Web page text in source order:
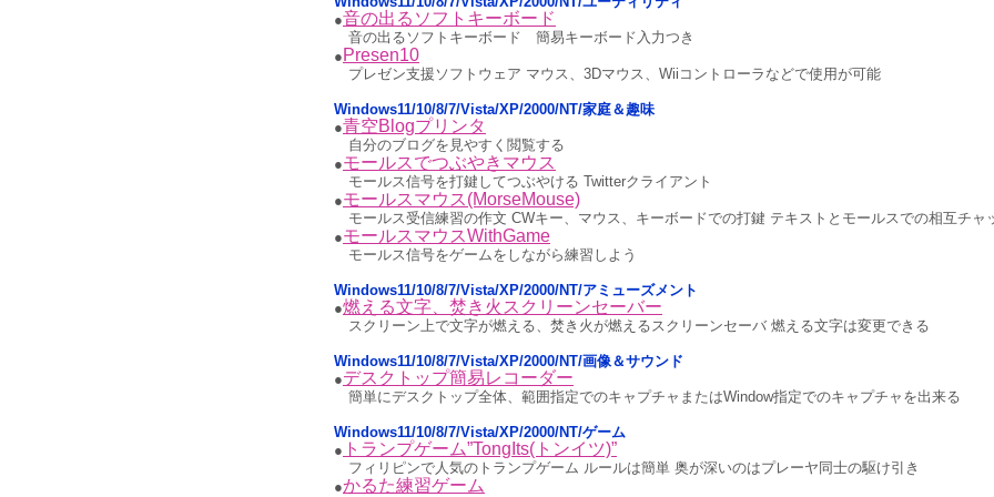
●音の出るソフトキーボード
音の出るソフトキーボード 簡易キーボード入力つき
● Presen10
プレゼン支援ソフトウェア マウス、3Dマウス、Wiiコントローラなどで使用が可能
Windows11/10/8/7/Vista/XP/2000/NT/家庭＆趣味
●青空Blogプリンタ
自分のブログを見やすく閲覧する
●モールスでつぶやきマウス
モールス信号を打鍵してつぶやける Twitterクライアント
●モールスマウス(MorseMouse)
モールス受信練習の作文 CWキー、マウス、キーボードでの打鍵 テキストとモールスでの相互チャ
●モールスマウスWithGame
モールス信号をゲームをしながら練習しよう
Windows11/10/8/7/Vista/XP/2000/NT/アミューズメント
●燃える文字、焚き火スクリーンセーバー
スクリーン上で文字が燃える、焚き火が燃えるスクリーンセーバ 燃える文字は変更できる
Windows11/10/8/7/Vista/XP/2000/NT/画像＆サウンド
●デスクトップ簡易レコーダー
簡単にデスクトップ全体、範囲指定でのキャプチャまたはWindow指定でのキャプチャを出来る
Windows11/10/8/7/Vista/XP/2000/NT/ゲーム
● トランプゲーム”TongIts(トンイツ)”
フィリピンで人気のトランプゲーム ルールは簡単 奥が深いのはプレーヤ同士の駆け引き
●かるた練習ゲーム